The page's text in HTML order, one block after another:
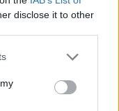
disclose it to other